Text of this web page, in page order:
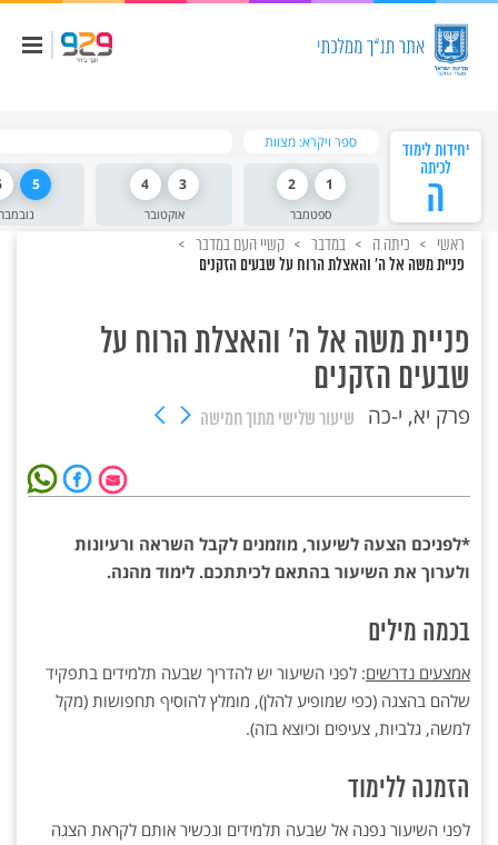
יחידות לימוד
לכיתה
ה
ספר ויקרא: מצוות
ספטמבר
1
2
אוקטובר
3
4
נובמבר
5
ראשי כיתה ה במדבר קשיי העם במדבר
פניית משה אל ה' והאצלת הרוח על שבעים הזקנים
פניית משה אל ה' והאצלת הרוח על
שבעים הזקנים
פרק יא, י-כה שיעור שלישי מתוך חמישה
*לפניכם הצעה לשיעור, מוזמנים לקבל השראה ורעיונות
ולערוך את השיעור בהתאם לכיתתכם. לימוד מהנה.
בכמה מילים
אמצעים נדרשים: לפני השיעור יש להדריך שבעה תלמידים בתפקיד
שלהם בהצגה (כפי שמופיע להלן), מומלץ להוסיף תחפושות (מקל
למשה, גלביות, צעיפים וכיוצא בזה).
הזמנה ללימוד
לפני השיעור נפנה אל שבעה תלמידים ונכשיר אותם לקראת הצגה